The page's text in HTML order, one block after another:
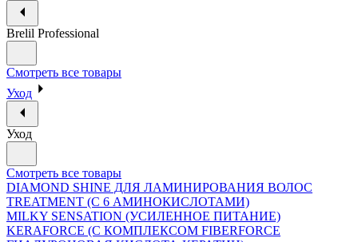
Brelil Professional
Смотреть все товары
Уход
Уход
Смотреть все товары
DIAMOND SHINE ДЛЯ ЛАМИНИРОВАНИЯ ВОЛОС
TREATMENT (С 6 АМИНОКИСЛОТАМИ)
MILKY SENSATION (УСИЛЕННОЕ ПИТАНИЕ)
KERAFORCE (С КОМПЛЕКСОМ FIBERFORCE